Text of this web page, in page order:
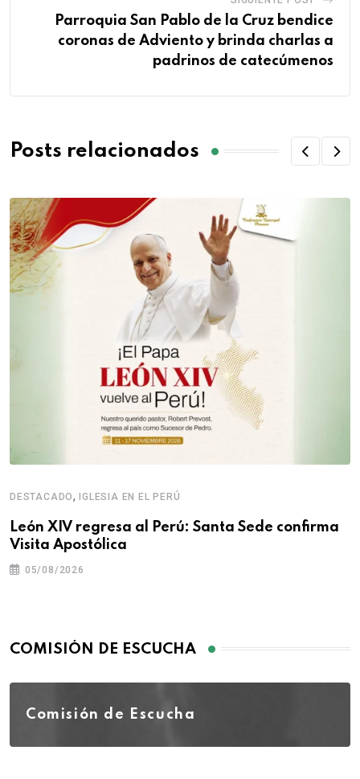
Parroquia San Pablo de la Cruz bendice
coronas de Adviento y brinda charlas a
padrinos de catecúmenos
Posts relacionados
DESTACADO,IGLESIA EN EL PERÚ
León XIV regresa al Perú: Santa Sede confirma
Visita Apostólica
05/08/2026
COMISIÓN DE ESCUCHA
Comisión de Escucha